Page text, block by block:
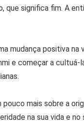
que significa fim. A
mudança positiva na
e começar a
mais sobre a
na sua vida e no